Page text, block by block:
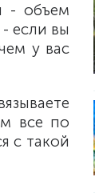
- объем
если вы
у вас
все по
с такой